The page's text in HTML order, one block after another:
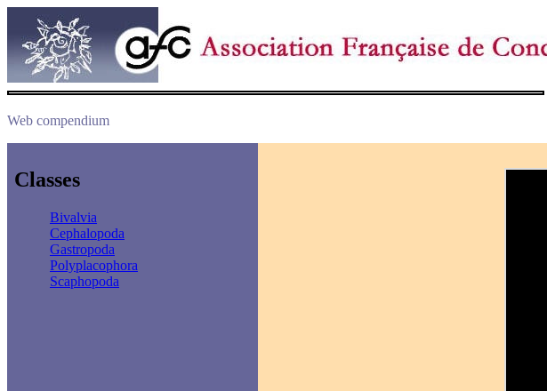
Web compendium
Classes
Bivalvia
Cephalopoda
Gastropoda
Polyplacophora
Scaphopoda